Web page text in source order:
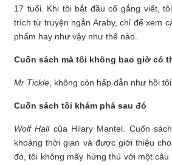
17 tuổi. Khi tôi bắt đầu cố gắng viết,
trích từ truyện ngắn Araby, chỉ để xem
phẩm hay như vậy như thế nào.
Cuốn sách mà tôi không bao giờ có
Mr Tickle , không còn hấp dẫn như hồi
Cuốn sách tôi khám phá sau đó
Wolf Hallcủa Hilary Mantel. Cuốn
khoảng thời gian và được giới thiệu
đó, tôi không mấy hứng thú với một câu